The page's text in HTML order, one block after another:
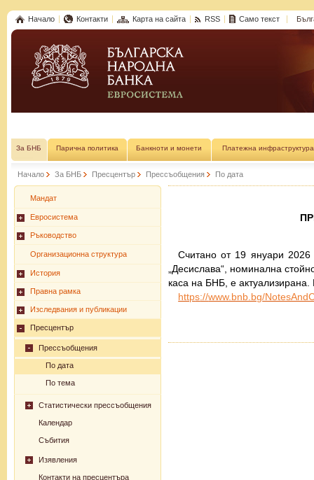
Начало Контакти Карта на сайта RSS Само текст
За БНБ Парична политика Банкноти и монети Платежна инфраструктура
Начало За БНБ Пресцентър Прессъобщения По дата
Мандат
Евросистема
Ръководство
Организационна структура
История
Правна рамка
Изследвания и публикации
Пресцентър
Прессъобщения
По дата
По тема
Статистически прессъобщения
Календар
Събития
Изявления
Контакти на пресцентъра
Считано от 19 януари 2026
„Десислава“, номинална
каса на БНБ, е
https://www.bnb.bg/